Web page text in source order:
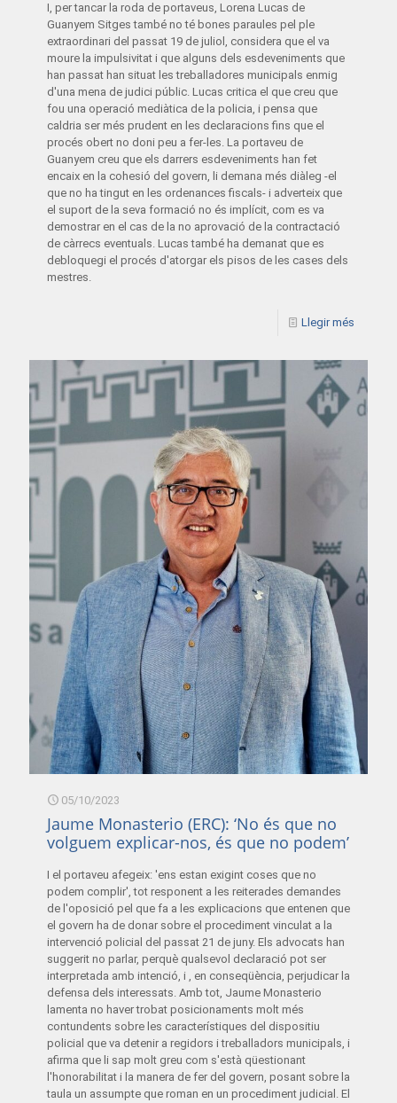
I, per tancar la roda de portaveus, Lorena Lucas de
Guanyem Sitges també no té bones paraules pel ple
extraordinari del passat 19 de juliol, considera que el va
moure la impulsivitat i que alguns dels esdeveniments que
han passat han situat les treballadores municipals enmig
d'una mena de judici públic. Lucas critica el que creu que
fou una operació mediàtica de la policia, i pensa que
caldria ser més prudent en les declaracions fins que el
procés obert no doni peu a fer-les. La portaveu de
Guanyem creu que els darrers esdeveniments han fet
encaix en la cohesió del govern, li demana més diàleg -el
que no ha tingut en les ordenances fiscals- i adverteix que
el suport de la seva formació no és implícit, com es va
demostrar en el cas de la no aprovació de la contractació
de càrrecs eventuals. Lucas també ha demanat que es
debloquegi el procés d'atorgar els pisos de les cases dels
mestres.
Llegir més
05/10/2023
Jaume Monasterio (ERC): ‘No és que no
volguem explicar-nos, és que no podem’
I el portaveu afegeix: 'ens estan exigint coses que no
podem complir', tot responent a les reiterades demandes
de l'oposició pel que fa a les explicacions que entenen que
el govern ha de donar sobre el procediment vinculat a la
intervenció policial del passat 21 de juny. Els advocats han
suggerit no parlar, perquè qualsevol declaració pot ser
interpretada amb intenció, i , en conseqüència, perjudicar la
defensa dels interessats. Amb tot, Jaume Monasterio
lamenta no haver trobat posicionaments molt més
contundents sobre les característiques del dispositiu
policial que va detenir a regidors i treballadors municipals, i
afirma que li sap molt greu com s'està qüestionant
l'honorabilitat i la manera de fer del govern, posant sobre la
taula un assumpte que roman en un procediment judicial. El